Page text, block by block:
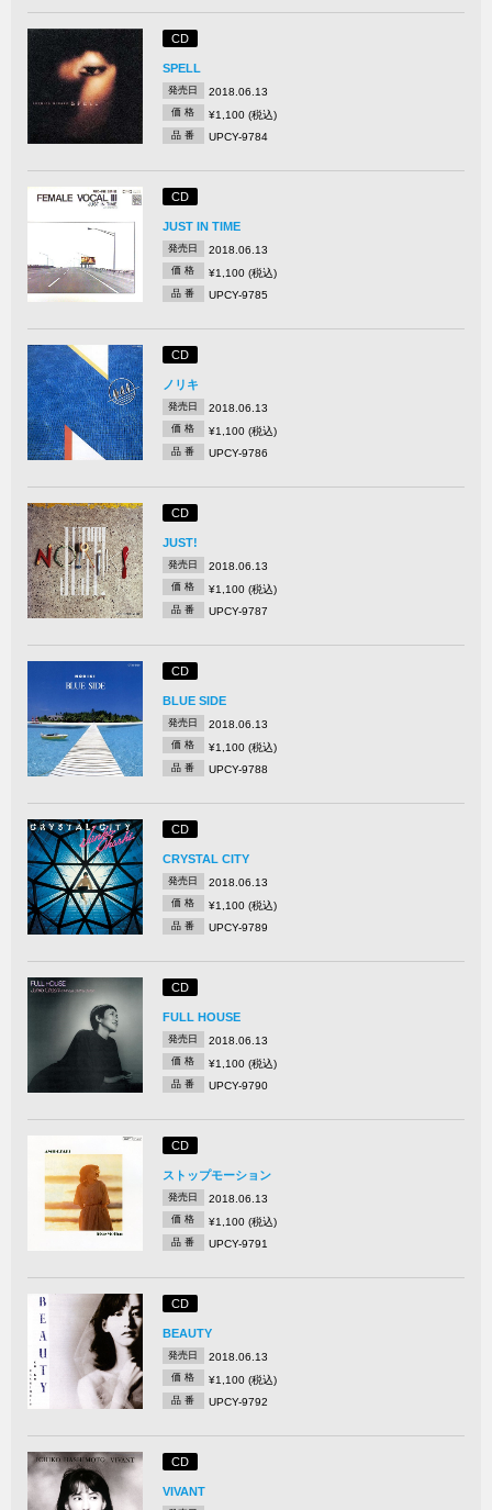
CD
SPELL
発売日 2018.06.13
価 格 ¥1,100 (税込)
品 番 UPCY-9784
CD
JUST IN TIME
発売日 2018.06.13
価 格 ¥1,100 (税込)
品 番 UPCY-9785
CD
ノリキ
発売日 2018.06.13
価 格 ¥1,100 (税込)
品 番 UPCY-9786
CD
JUST!
発売日 2018.06.13
価 格 ¥1,100 (税込)
品 番 UPCY-9787
CD
BLUE SIDE
発売日 2018.06.13
価 格 ¥1,100 (税込)
品 番 UPCY-9788
CD
CRYSTAL CITY
発売日 2018.06.13
価 格 ¥1,100 (税込)
品 番 UPCY-9789
CD
FULL HOUSE
発売日 2018.06.13
価 格 ¥1,100 (税込)
品 番 UPCY-9790
CD
ストップモーション
発売日 2018.06.13
価 格 ¥1,100 (税込)
品 番 UPCY-9791
CD
BEAUTY
発売日 2018.06.13
価 格 ¥1,100 (税込)
品 番 UPCY-9792
CD
VIVANT